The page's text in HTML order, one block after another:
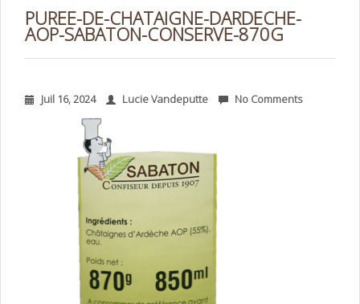
PUREE-DE-CHATAIGNE-DARDECHE-
AOP-SABATON-CONSERVE-870G
Juil 16, 2024 Lucie Vandeputte No Comments